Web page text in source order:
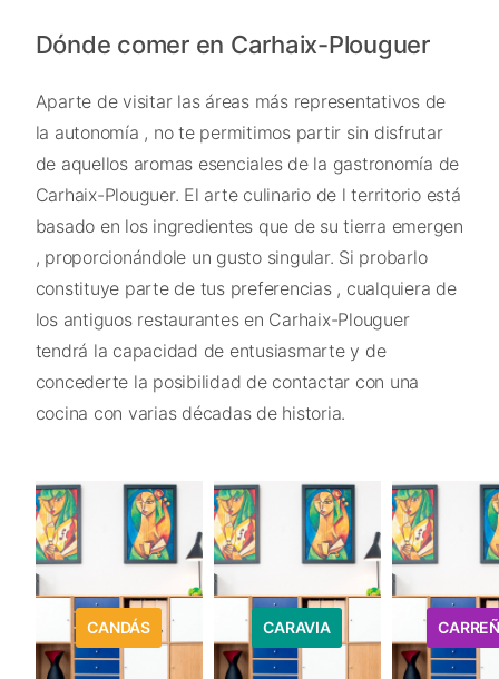
Dónde comer en Carhaix-Plouguer
Aparte de visitar las áreas más representativos de
la autonomía , no te permitimos partir sin disfrutar
de aquellos aromas esenciales de la gastronomía de
Carhaix-Plouguer. El arte culinario de l territorio está
basado en los ingredientes que de su tierra emergen
, proporcionándole un gusto singular. Si probarlo
constituye parte de tus preferencias , cualquiera de
los antiguos restaurantes en Carhaix-Plouguer
tendrá la capacidad de entusiasmarte y de
concederte la posibilidad de contactar con una
cocina con varias décadas de historia.
CANDÁS CARAVIA